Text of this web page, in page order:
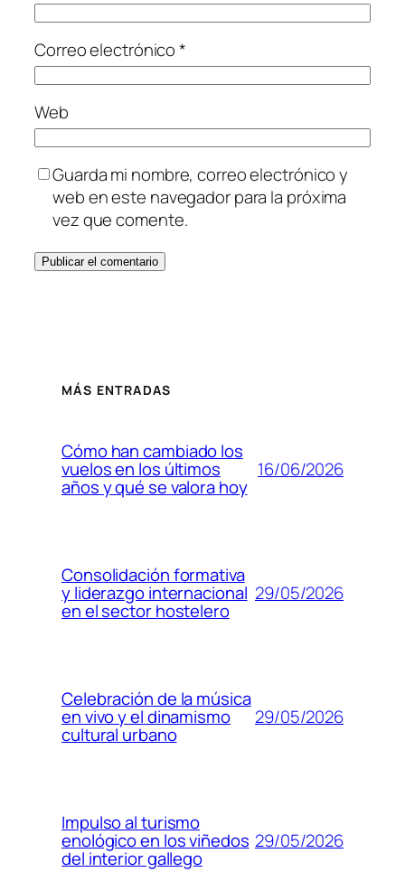
Correo electrónico*
Web
Guarda mi nombre, correo electrónico y
web en este navegador para la próxima
vez que comente.
MÁS ENTRADAS
Cómo han cambiado los
vuelos en los últimos
años y qué se valora hoy
16/06/2026
Consolidación formativa
y liderazgo internacional
en el sector hostelero
29/05/2026
Celebración de la música
en vivo y el dinamismo
cultural urbano
29/05/2026
Impulso al turismo
enológico en los viñedos
del interior gallego
29/05/2026